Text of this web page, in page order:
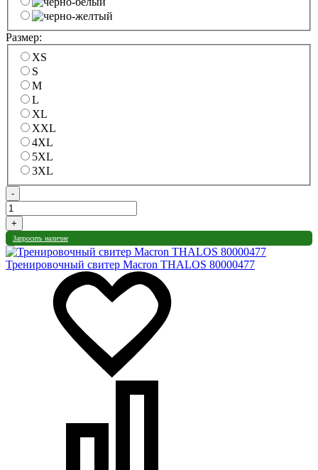
Размер:
XS
S
M
L
XL
XXL
4XL
5XL
3XL
-
+
Запросить наличие
Тренировочный свитер Macron THALOS 80000477